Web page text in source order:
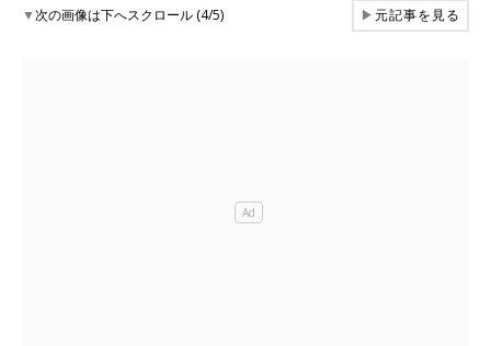
▼次の画像は下へスクロール (4/5) ▶元記事を見る